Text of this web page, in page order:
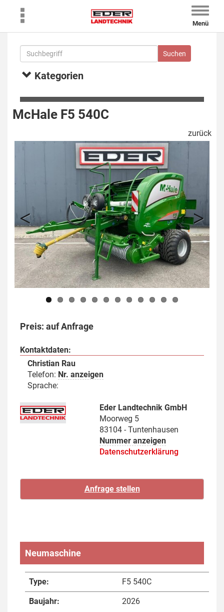
Toggle
Menü
Kategorien
McHale F5 540C
zurück
Previous Next
Preis: auf Anfrage
Kontaktdaten:
Christian Rau
Telefon: Nr. anzeigen
Sprache:
Eder Landtechnik GmbH
Moorweg 5
83104 - Tuntenhausen
Nummer anzeigen
Datenschutzerklärung
Neumaschine
Type: F5 540C
Baujahr: 2026